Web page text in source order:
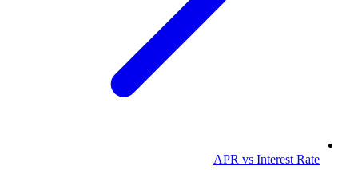
APR vs Interest Rate